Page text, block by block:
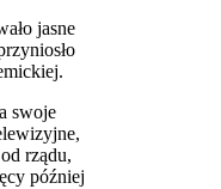
jasne
swoje
rządu,
później